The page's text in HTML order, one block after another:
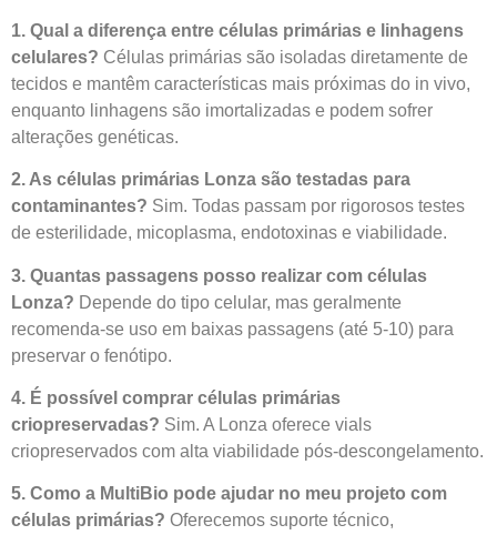
1. Qual a diferença entre células primárias e linhagens
celulares? Células primárias são isoladas diretamente de
tecidos e mantêm características mais próximas do in vivo,
enquanto linhagens são imortalizadas e podem sofrer
alterações genéticas.
2. As células primárias Lonza são testadas para
contaminantes? Sim. Todas passam por rigorosos testes
de esterilidade, micoplasma, endotoxinas e viabilidade.
3. Quantas passagens posso realizar com células
Lonza? Depende do tipo celular, mas geralmente
recomenda-se uso em baixas passagens (até 5-10) para
preservar o fenótipo.
4. É possível comprar células primárias
criopreservadas? Sim. A Lonza oferece vials
criopreservados com alta viabilidade pós-descongelamento.
5. Como a MultiBio pode ajudar no meu projeto com
células primárias? Oferecemos suporte técnico,